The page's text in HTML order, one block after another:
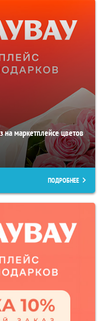
маркетплейсе цветов
ПОДРОБНЕЕ